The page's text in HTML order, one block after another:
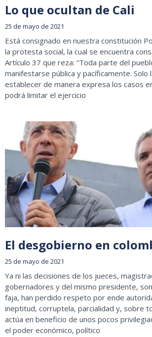
Lo que ocultan de Cali
25 de mayo de 2021
Está consignado en nuestra constitución
la protesta social, la cual se encuentra
Artículo 37 que reza: “Toda parte del
manifestarse pública y pacíficamente. Solo
establecer de manera expresa los casos
podrá limitar el ejercicio
El desgobierno en
25 de mayo de 2021
Ya ni las decisiones de los jueces,
gobernadores y del mismo presidente,
faja, han perdido respeto por ende
ineptitud, corruptela, parcialidad y, sobre
actúa en beneficio de unos pocos
el poder económico, político